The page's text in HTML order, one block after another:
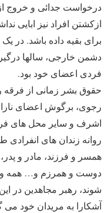
درخواست جدائی و خروج
ازکشتن افراد نیز ابایی
برای بقیه داده باشد. در
دشمن خارجی، سالها
فردی اعضای خود بود.
حقوق بشر زمانی از
رجوی، برگوش اعضای
اشرف و سایر محل های
روانه زندان های انفرادی
همسر و فرزند، مادر و
دوست و همرزم و… همه
شوند، رهبر مجاهدین در
آشکارا به مریدان خود